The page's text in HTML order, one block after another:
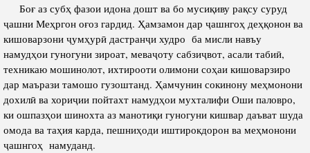
Боғ аз субҳ фазои идона дошт ва бо мусиқиву рақсу суруд
ҷашни Меҳргон оғоз гардид. Ҳамзамон дар ҷашнгоҳ деҳқонон ва
кишоварзони ҷумҳурӣ дастранҷи худро ба мисли навъу
намудҳои гуногуни зироат, меваҷоту сабзиҷвот, асали табиӣ,
техникаю мошинолот, ихтирооти олимони соҳаи кишоварзиро
дар маърази тамошо гузоштанд. Ҳамчунин сокинону меҳмонони
дохилӣ ва хориҷии пойтахт намудҳои мухталифи Оши паловро,
ки ошпазҳои шинохта аз манотиқи гуногуни кишвар даъват шуда
омода ва таҳия карда, пешниҳоди иштирокдорон ва меҳмонони
ҷашнгоҳ намуданд.